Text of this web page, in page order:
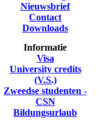
Nieuwsbrief
Contact
Downloads
Informatie
Visa
University credits
(V.S.)
Zweedse studenten -
CSN
Bildungsurlaub